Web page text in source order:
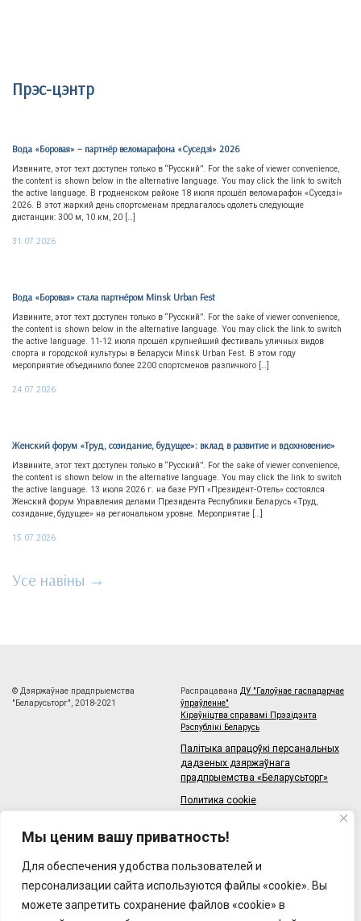
Мы ценим вашу приватность!
Для обеспечения удобства пользователей и
персонализации сайта используются файлы «cookie». Вы
можете запретить сохранение файлов «cookie» в
Прэс-цэнтр
Вода «Боровая» – партнёр веломарафона «Суседзi» 2026
Извините, этот техт доступен только в “Русский”. For the sake of viewer convenience,
the content is shown below in the alternative language. You may click the link to switch
the active language. В гродненском районе 18 июля прошёл веломарафон «Суседзi»
2026. В этот жаркий день спортсменам предлагалось одолеть следующие
дистанции: 300 м, 10 км, 20 […]
31.07.2026
Вода «Боровая» стала партнёром Minsk Urban Fest
Извините, этот техт доступен только в “Русский”. For the sake of viewer convenience,
the content is shown below in the alternative language. You may click the link to switch
the active language. 11-12 июля прошёл крупнейший фестиваль уличных видов
спорта и городской культуры в Беларуси Minsk Urban Fest. В этом году
мероприятие объединило более 2200 спортсменов различного […]
24.07.2026
Женский форум «Труд, созидание, будущее»: вклад в развитие и вдохновение»
Извините, этот техт доступен только в “Русский”. For the sake of viewer convenience,
the content is shown below in the alternative language. You may click the link to switch
the active language. 13 июля 2026 г. на базе РУП «Президент-Отель» состоялся
Женский форум Управления делами Президента Республики Беларусь «Труд,
созидание, будущее» на региональном уровне. Мероприятие […]
15.07.2026
Усе навіны →
© Дзяржаўнае прадпрыемства
"Беларусьторг", 2018-2021
Распрацавана ДУ "Галоўнае гаспадарчае
ўпраўленне"
Кіраўніцтва справамі Прэзідэнта
Рэспублікі Беларусь
Палітыка апрацоўкі персанальных
дадзеных дзяржаўнага
прадпрыемства «Беларусьторг»
Политика cookie
220033, Рэспбуліка Беларусь,
г.Мінск, зав.Веласіпедны, 6/3-2
Тэлефон: +375 (17) 215-63-33
Факс: +375 (17) 270-30-50
Email:brt@brt.by